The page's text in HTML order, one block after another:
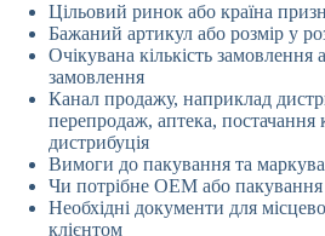
Цільовий ринок або країна
Бажаний артикул або розмір у
Очікувана кількість
замовлення
Канал продажу, наприклад
перепродаж, аптека, постачання
дистрибуція
Вимоги до пакування та
Чи потрібне OEM або
Необхідні документи для
клієнтом